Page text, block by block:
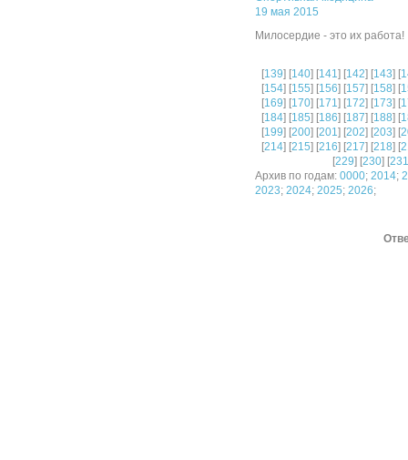
19 мая 2015
Милосердие - это их работа!
[139] [140] [141] [142] [143] [
[154] [155] [156] [157] [158] [
[169] [170] [171] [172] [173] [
[184] [185] [186] [187] [188] [
[199] [200] [201] [202] [203] [
[214] [215] [216] [217] [218] [
[229] [230] [231
Архив по годам: 0000; 2014;
2023; 2024; 2025; 2026;